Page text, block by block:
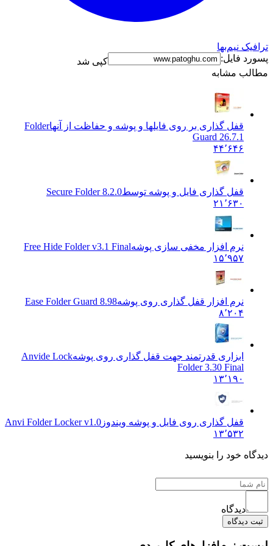
نیم‌بها
فایل:
کپی شد
مشابه
قفل گذاری بر روی فایلها و پوشه و حفاظت از آنها Folder
Guard 26.7.1
۴۴٬۶۴۶
قفل گذاری فایل و پوشه توسطSecure Folder 8.2.0
۲۱٬۶۳۰
نرم افزار مخفی سازی پوشه Free Hide Folder v3.1 Final
۱۵٬۹۵۷
نرم افزار قفل گذاری روی پوشه Ease Folder Guard 8.98
۸٬۲۰۴
ابزاری قدرتمند جهت قفل گذاری روی پوشه Anvide Lock
Folder 3.30 Final
۱۳٬۱۹۰
قفل گذاری روی فایل و پوشه ویندوزAnvi Folder Locker v1.0
۱۳٬۵۳۲
خود را بنویسید
دیدگاه